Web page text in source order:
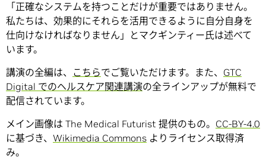
「正確なシステムを持つことだけが重要ではありません。
私たちは、効果的にそれらを活用できるように自分自身を
仕向けなければなりません」とマクギンティー氏は述べて
います。
講演の全編は、 こちらでご覧いただけます。また、 GTC
Digital でのヘルスケア関連講演の全ラインアップが無料で
配信されています。
メイン画像は The Medical Futurist 提供のもの。 CC-BY-4.0
に基づき、 Wikimedia Commons よりライセンス取得済
み。